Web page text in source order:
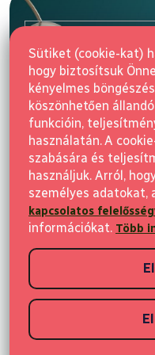
Sütiket (cookie-kat)
hogy biztosítsuk
kényelmes
köszönhetően
funkcióin,
használatán. A
szabására és
használjuk. Arról,
személyes adatokat,
kapcsolatos
információkat. Több
Vásárlás
Vásárlási információk
Copyright 2026